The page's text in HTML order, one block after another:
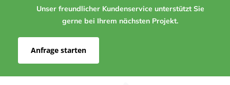
Unser freundlicher Kundenservice unterstützt Sie
gerne bei Ihrem nächsten Projekt.
Anfrage starten